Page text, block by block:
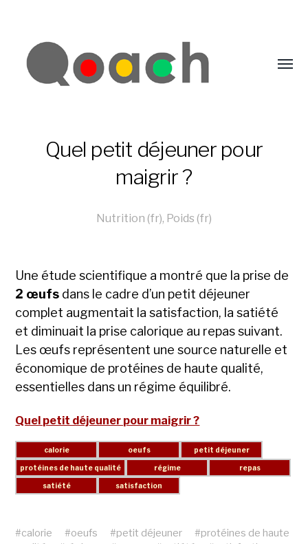
Quel petit déjeuner pour
maigrir ?
Nutrition (fr), Poids (fr)
Une étude scientifique a montré que la prise de
2 œufs dans le cadre d’un petit déjeuner
complet augmentait la satisfaction, la satiété
et diminuait la prise calorique au repas suivant.
Les œufs représentent une source naturelle et
économique de protéines de haute qualité,
essentielles dans un régime équilibré.
Quel petit déjeuner pour maigrir ?
#calorie #oeufs #petit déjeuner #protéines de haute